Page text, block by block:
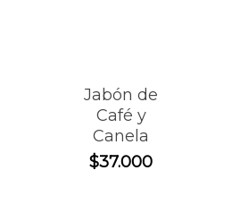
Jabón de
Café y
Canela
$37.000